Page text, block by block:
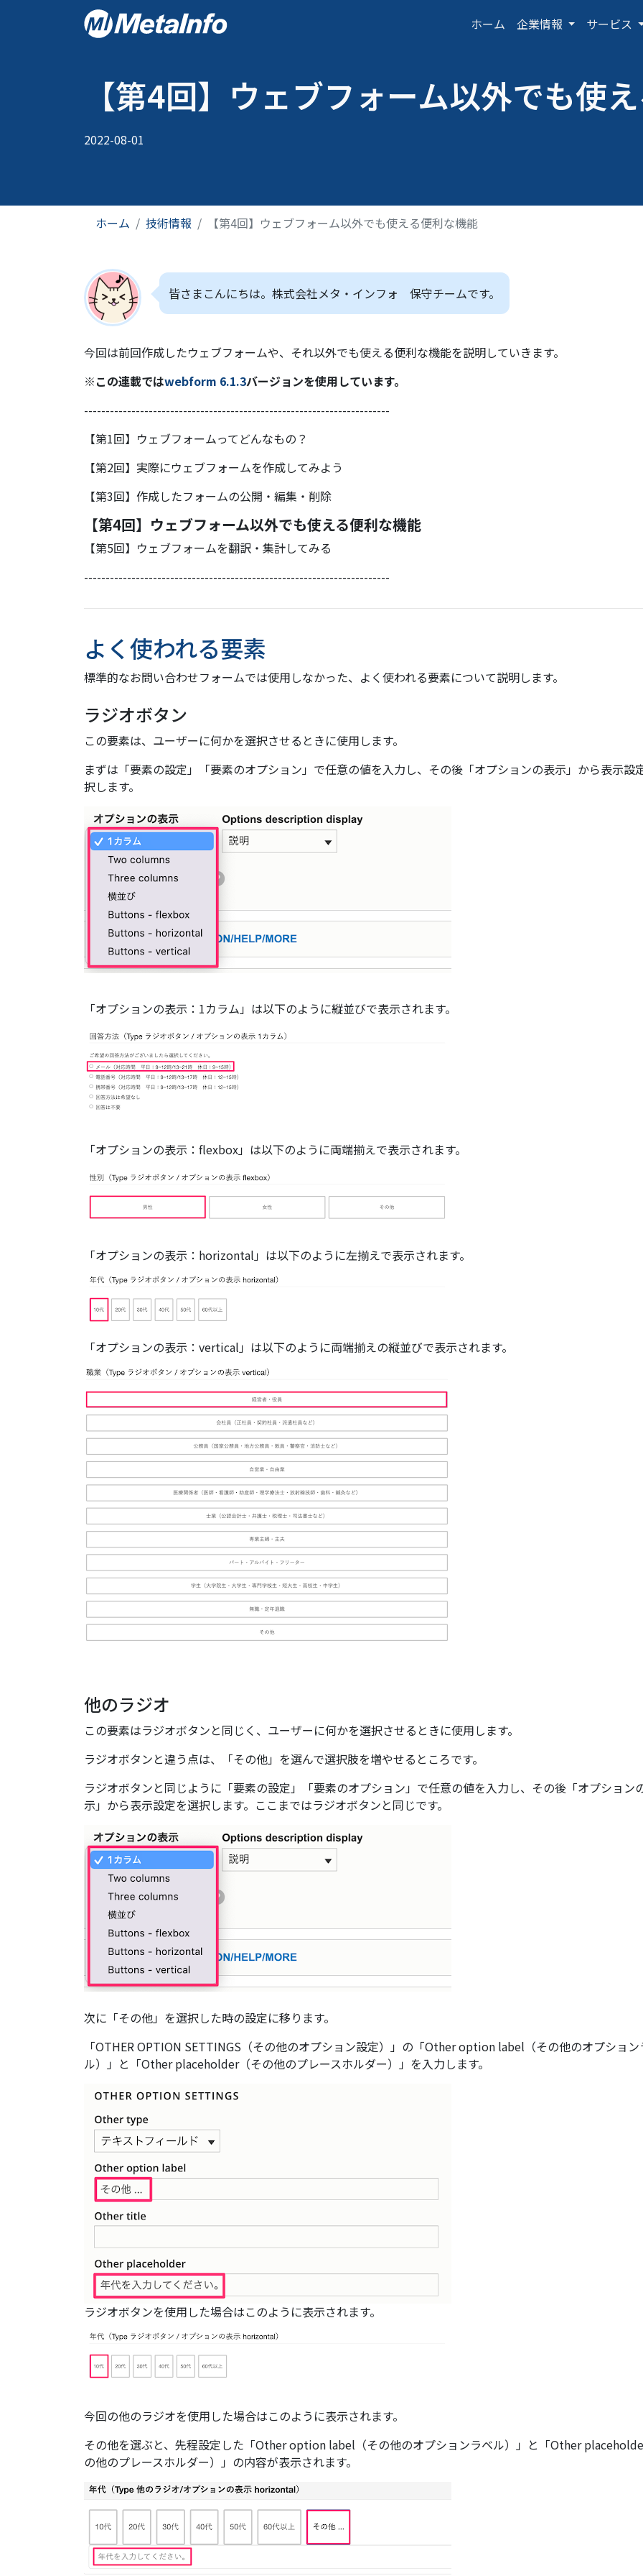
ホーム 企業情報 サービス
【第4回】ウェブフォーム以外でも使
2022-08-01
ホーム 技術情報 【第4回】ウェブフォーム以外でも使える便利な機能
Image
皆さまこんにちは。株式会社メタ・インフォ 保守チームです。
今回は前回作成したウェブフォームや、それ以外でも使える便利な機能を説明していきます。
※この連載ではwebform 6.1.3バージョンを使用しています。
-----------------------------------------------------------------------
【第1回】ウェブフォームってどんなもの？
【第2回】実際にウェブフォームを作成してみよう
【第3回】作成したフォームの公開・編集・削除
【第4回】ウェブフォーム以外でも使える便利な機能
【第5回】ウェブフォームを翻訳・集計してみる
-----------------------------------------------------------------------
よく使われる要素
標準的なお問い合わせフォームでは使用しなかった、よく使われる要素について説明します。
ラジオボタン
この要素は、ユーザーに何かを選択させるときに使用します。
まずは「要素の設定」「要素のオプション」で任意の値を入力し、その後「オプションの表示」から表示設
択します。
「オプションの表示：1カラム」は以下のように縦並びで表示されます。
「オプションの表示：flexbox」は以下のように両端揃えで表示されます。
「オプションの表示：horizontal」は以下のように左揃えで表示されます。
「オプションの表示：vertical」は以下のように両端揃えの縦並びで表示されます。
他のラジオ
この要素はラジオボタンと同じく、ユーザーに何かを選択させるときに使用します。
ラジオボタンと違う点は、「その他」を選んで選択肢を増やせるところです。
ラジオボタンと同じように「要素の設定」「要素のオプション」で任意の値を入力し、その後「オプション
示」から表示設定を選択します。ここまではラジオボタンと同じです。
次に「その他」を選択した時の設定に移ります。
「OTHER OPTION SETTINGS（その他のオプション設定）」の「Other option label（その他のオプション
ル）」と「Other placeholder（その他のプレースホルダー）」を入力します。
ラジオボタンを使用した場合はこのように表示されます。
今回の他のラジオを使用した場合はこのように表示されます。
その他を選ぶと、先程設定した「Other option label（その他のオプションラベル）」と「Other
の他のプレースホルダー）」の内容が表示されます。